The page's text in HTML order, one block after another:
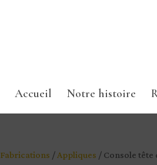
Accueil Notre histoire
Fabrications / Appliques / Console tête